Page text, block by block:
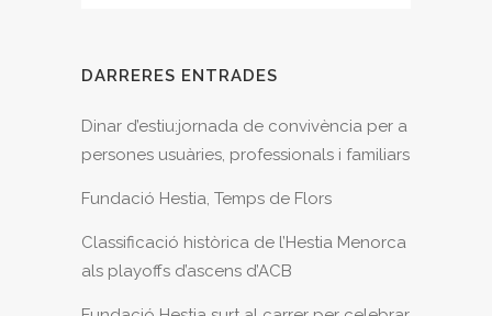
DARRERES ENTRADES
Dinar d’estiu:jornada de convivència per a
persones usuàries, professionals i familiars
Fundació Hestia, Temps de Flors
Classificació històrica de l’Hestia Menorca
als playoffs d’ascens d’ACB